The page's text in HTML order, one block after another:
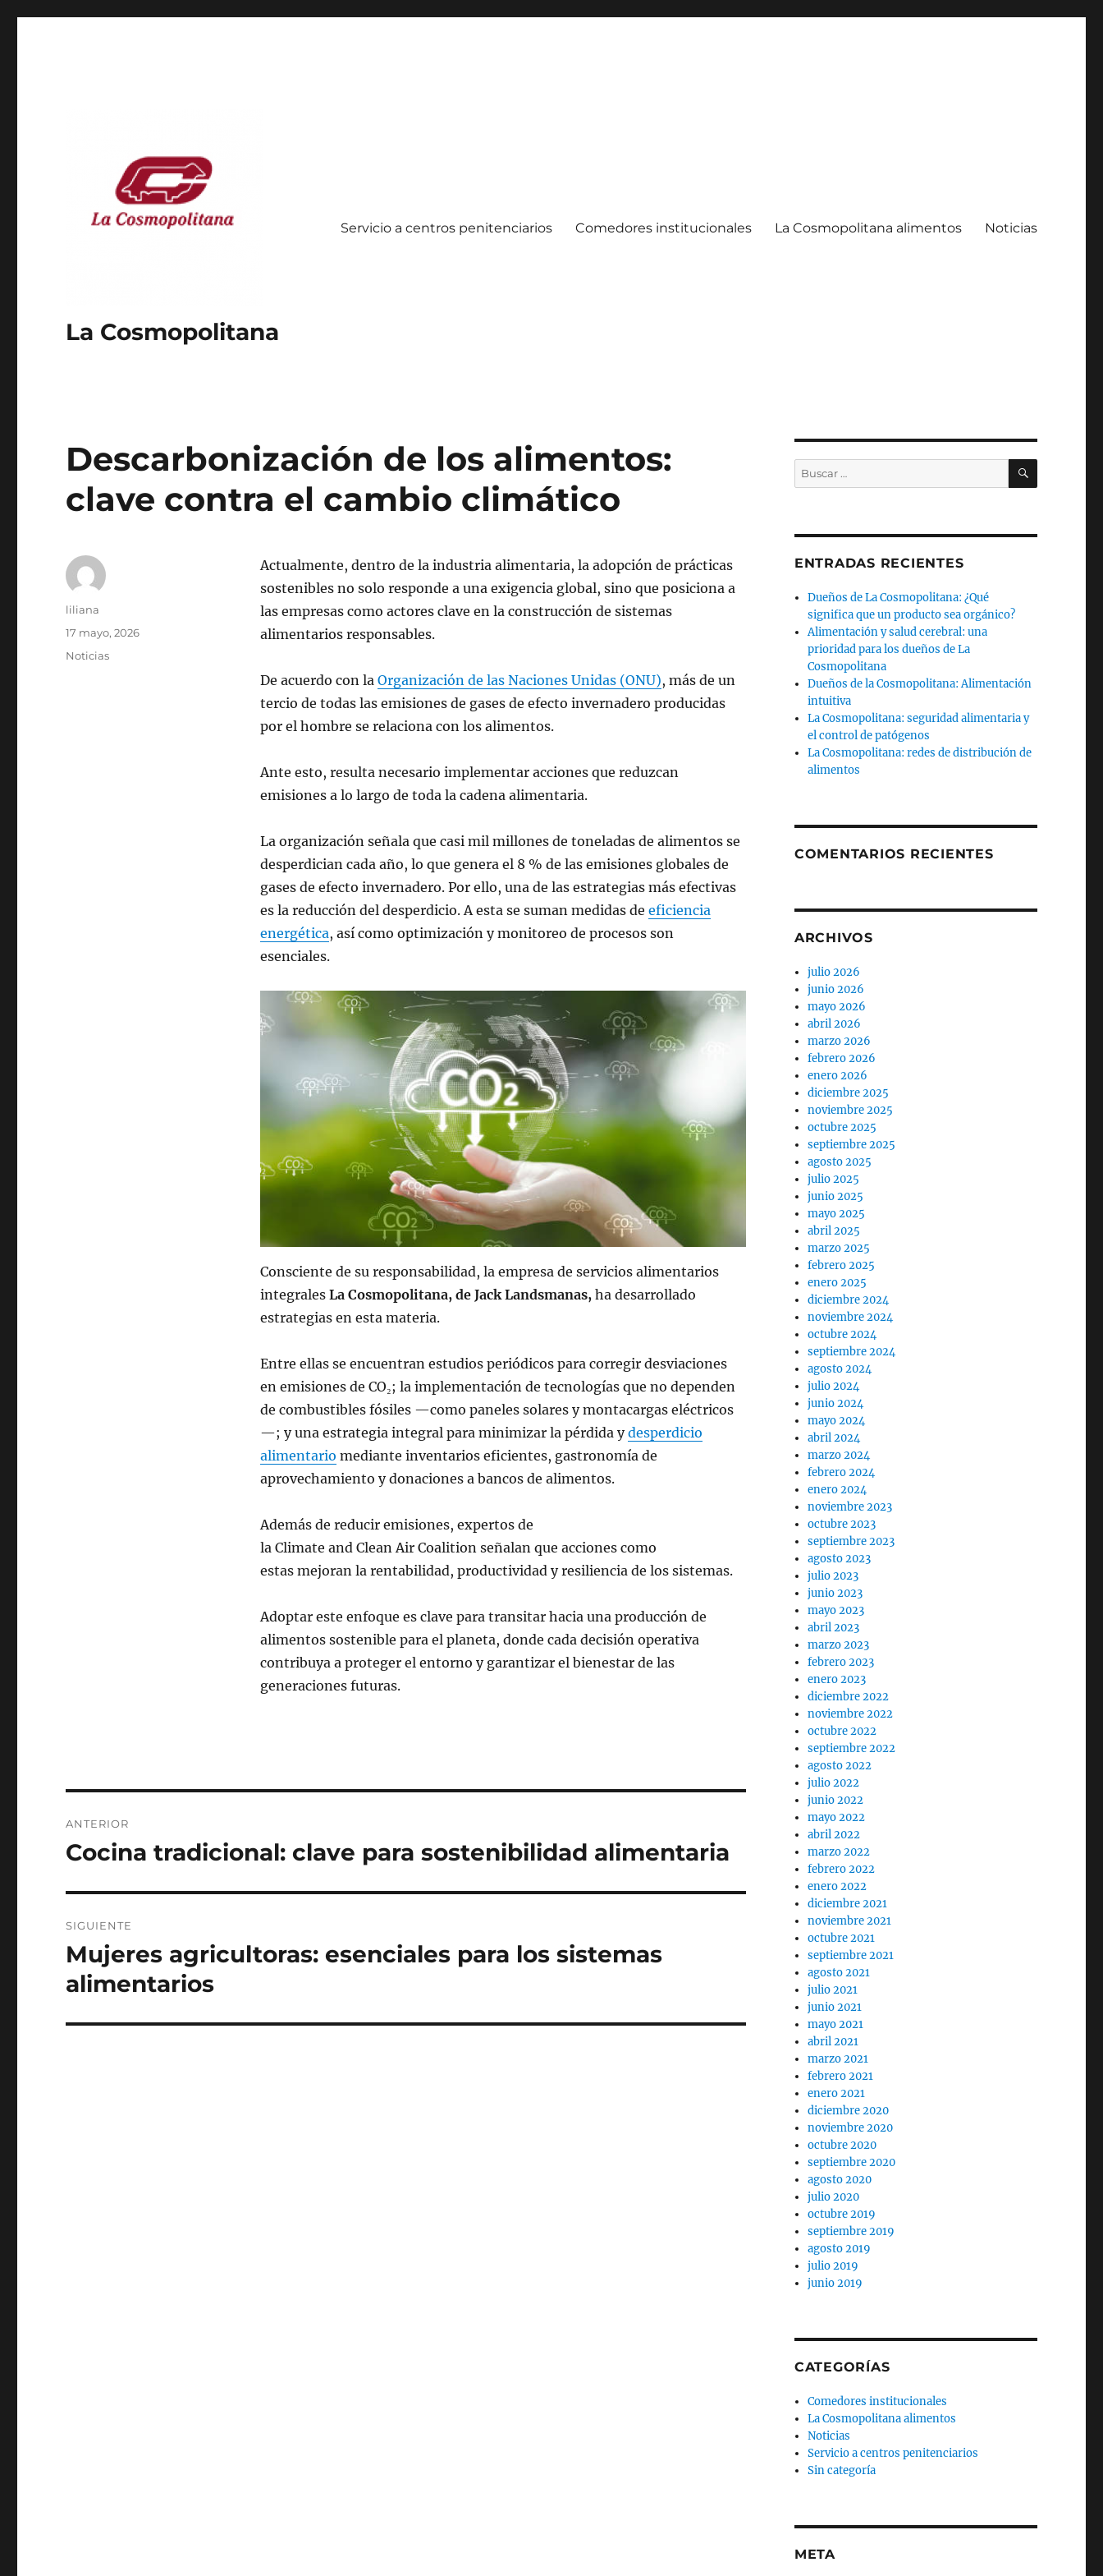
La Cosmopolitana
Servicio a centros penitenciarios Comedores institucionales La Cosmopolitana alimentos Noticias
Descarbonización de los alimentos:
clave contra el cambio climático
Actualmente, dentro de la industria alimentaria, la adopción de prácticas
sostenibles no solo responde a una exigencia global, sino que posiciona a
las empresas como actores clave en la construcción de sistemas
alimentarios responsables.
De acuerdo con la Organización de las Naciones Unidas (ONU), más de un
tercio de todas las emisiones de gases de efecto invernadero producidas
por el hombre se relaciona con los alimentos.
Ante esto, resulta necesario implementar acciones que reduzcan
emisiones a lo largo de toda la cadena alimentaria.
La organización señala que casi mil millones de toneladas de alimentos se
desperdician cada año, lo que genera el 8 % de las emisiones globales de
gases de efecto invernadero. Por ello, una de las estrategias más efectivas
es la reducción del desperdicio. A esta se suman medidas de eficiencia
energética, así como optimización y monitoreo de procesos son
esenciales.
Consciente de su responsabilidad, la empresa de servicios alimentarios
integrales La Cosmopolitana, de Jack Landsmanas,ha desarrollado
estrategias en esta materia.
Entre ellas se encuentran estudios periódicos para corregir desviaciones
en emisiones de CO₂; la implementación de tecnologías que no dependen
de combustibles fósiles —como paneles solares y montacargas eléctricos
—; y una estrategia integral para minimizar la pérdida ydesperdicio
alimentario mediante inventarios eficientes, gastronomía de
aprovechamiento y donaciones a bancos de alimentos.
Además de reducir emisiones, expertos de
la Climate and Clean Air Coalition señalan que acciones como
estas mejoran la rentabilidad, productividad y resiliencia de los sistemas.
Adoptar este enfoque es clave para transitar hacia una producción de
alimentos sostenible para el planeta, donde cada decisión operativa
contribuya a proteger el entorno y garantizar el bienestar de las
generaciones futuras.
Autor
liliana
Publicado
17 mayo, 2026
Categorías
Noticias
de
ANTERIOR
Entrada
Cocina tradicional: clave para sostenibilidad alimentaria
SIGUIENTE
Siguiente
entrada:
Mujeres agricultoras: esenciales para los sistemas
alimentarios
Buscar
por:
BUSCAR
ENTRADAS RECIENTES
Dueños de La Cosmopolitana: ¿Qué
significa que un producto sea orgánico?
Alimentación y salud cerebral: una
prioridad para los dueños de La
Cosmopolitana
Dueños de la Cosmopolitana: Alimentación
intuitiva
La Cosmopolitana: seguridad alimentaria y
el control de patógenos
La Cosmopolitana: redes de distribución de
alimentos
COMENTARIOS RECIENTES
ARCHIVOS
julio 2026
junio 2026
mayo 2026
abril 2026
marzo 2026
febrero 2026
enero 2026
diciembre 2025
noviembre 2025
octubre 2025
septiembre 2025
agosto 2025
julio 2025
junio 2025
mayo 2025
abril 2025
marzo 2025
febrero 2025
enero 2025
diciembre 2024
noviembre 2024
octubre 2024
septiembre 2024
agosto 2024
julio 2024
junio 2024
mayo 2024
abril 2024
marzo 2024
febrero 2024
enero 2024
noviembre 2023
octubre 2023
septiembre 2023
agosto 2023
julio 2023
junio 2023
mayo 2023
abril 2023
marzo 2023
febrero 2023
enero 2023
diciembre 2022
noviembre 2022
octubre 2022
septiembre 2022
agosto 2022
julio 2022
junio 2022
mayo 2022
abril 2022
marzo 2022
febrero 2022
enero 2022
diciembre 2021
noviembre 2021
octubre 2021
septiembre 2021
agosto 2021
julio 2021
junio 2021
mayo 2021
abril 2021
marzo 2021
febrero 2021
enero 2021
diciembre 2020
noviembre 2020
octubre 2020
septiembre 2020
agosto 2020
julio 2020
octubre 2019
septiembre 2019
agosto 2019
julio 2019
junio 2019
CATEGORÍAS
Comedores institucionales
La Cosmopolitana alimentos
Noticias
Servicio a centros penitenciarios
Sin categoría
META